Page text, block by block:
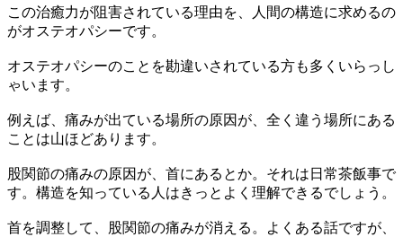
この治癒力が阻害されている理由を、人間の構造に求めるの
がオステオパシーです。
オステオパシーのことを勘違いされている方も多くいらっし
ゃいます。
例えば、痛みが出ている場所の原因が、全く違う場所にある
ことは山ほどあります。
股関節の痛みの原因が、首にあるとか。それは日常茶飯事で
す。構造を知っている人はきっとよく理解できるでしょう。
首を調整して、股関節の痛みが消える。よくある話ですが、